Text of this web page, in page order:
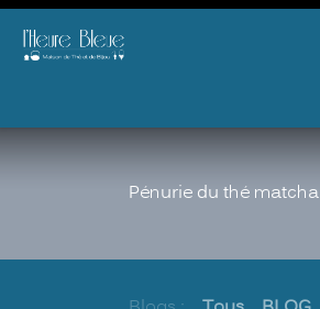
Se rendre au contenu
Pénurie du thé matcha